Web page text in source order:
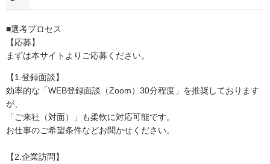
■選考プロセス
【応募】
まずは本サイトよりご応募ください。
【1.登録面談】
効率的な「WEB登録面談（Zoom）30分程度」を推奨しております
が、
「ご来社（対面）」も柔軟に対応可能です。
お仕事のご希望条件などお聞かせください。
【2.企業訪問】